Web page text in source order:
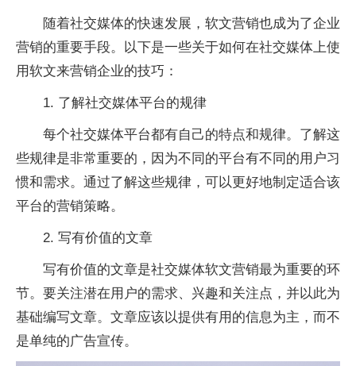
随着社交媒体的快速发展，软文营销也成为了企业
营销的重要手段。以下是一些关于如何在社交媒体上使
用软文来营销企业的技巧：
1. 了解社交媒体平台的规律
每个社交媒体平台都有自己的特点和规律。了解这
些规律是非常重要的，因为不同的平台有不同的用户习
惯和需求。通过了解这些规律，可以更好地制定适合该
平台的营销策略。
2. 写有价值的文章
写有价值的文章是社交媒体软文营销最为重要的环
节。要关注潜在用户的需求、兴趣和关注点，并以此为
基础编写文章。文章应该以提供有用的信息为主，而不
是单纯的广告宣传。